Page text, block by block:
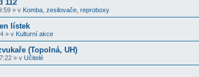
112
» v Komba, zesilovače, reproboxy
lístek
» v Kulturní akce
(Topolná, UH)
» v Učitelé